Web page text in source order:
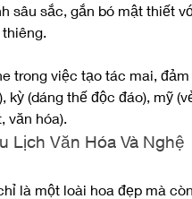
sâu sắc, gắn bó mật thiết
trong việc tạo tác mai,
(dáng thế độc đáo), mỹ
văn hóa).
Lịch Văn Hóa Và Nghệ
là một loài hoa đẹp mà